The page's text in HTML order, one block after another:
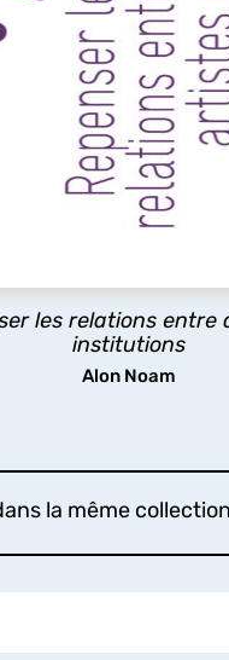
les relations entre
institutions
Alon Noam
les relations entre
institutions
explore les relations
en analysant les
artistiques et
afin de mettre en
découvrir
la même collection